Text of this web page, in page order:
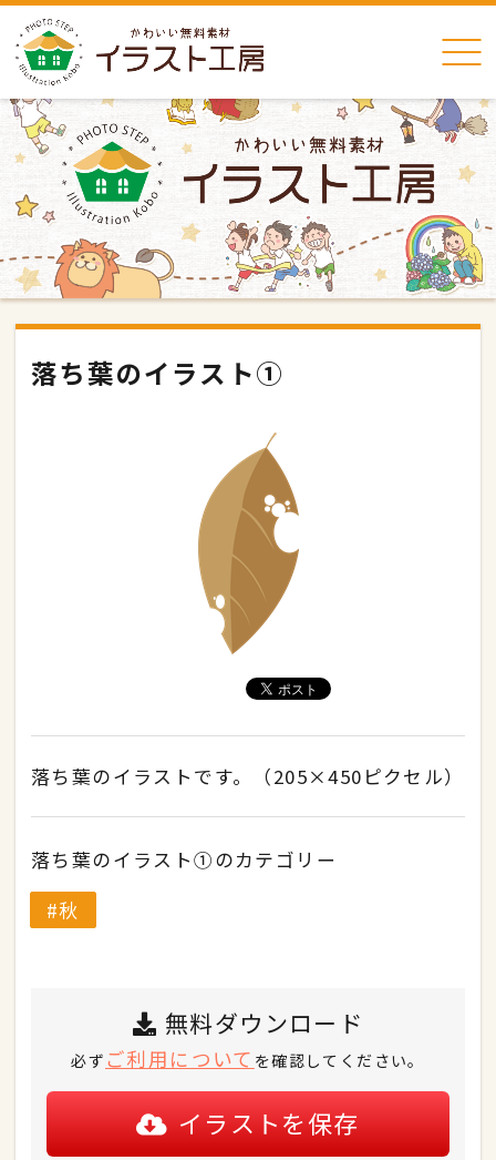
落ち葉のイラスト①
落ち葉のイラストです。（205×450ピクセル）
落ち葉のイラスト①のカテゴリー
秋
無料ダウンロード
必ず ご利用について を確認してください。
イラストを保存